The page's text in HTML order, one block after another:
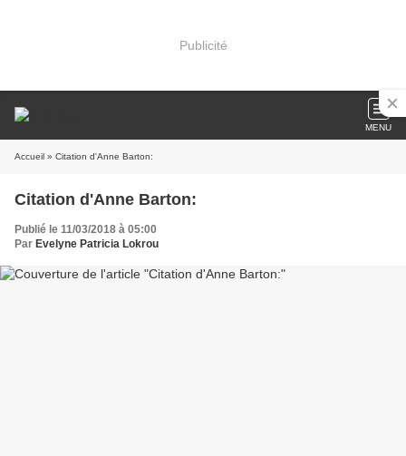
Publicité
MENU
Accueil » Citation d'Anne Barton:
Citation d'Anne Barton:
Publié le 11/03/2018 à 05:00
Par Evelyne Patricia Lokrou